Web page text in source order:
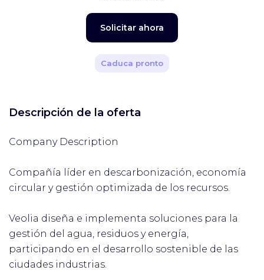
Solicitar ahora
Caduca pronto
Descripción de la oferta
Company Description
Compañía líder en descarbonización, economía
circular y gestión optimizada de los recursos.
Veolia diseña e implementa soluciones para la
gestión del agua, residuos y energía,
participando en el desarrollo sostenible de las
ciudades industrias.